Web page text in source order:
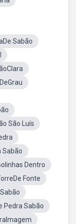
Sabão
São Luís
Sabão
Dentro
Fonte
Pedra Sabão